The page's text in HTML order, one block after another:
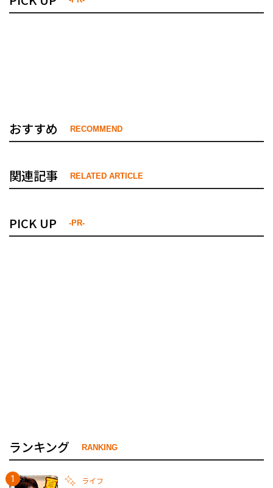
おすすめ RECOMMEND
関連記事 RELATED ARTICLE
PICK UP -PR-
ランキング RANKING
ライフ